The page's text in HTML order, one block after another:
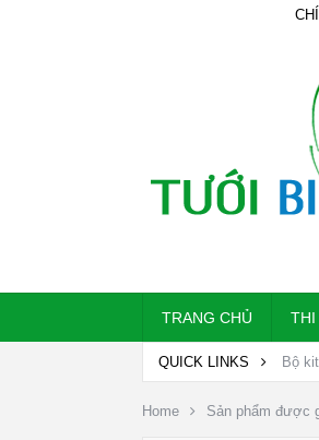
TRANG CHỦ THI
QUICK LINKS Bộ
Home Sản phẩm được